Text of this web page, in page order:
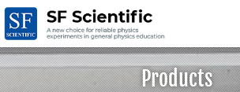
Products